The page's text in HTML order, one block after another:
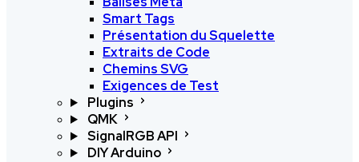
Smart Tags
Présentation du Squelette
Extraits de Code
Chemins SVG
Exigences de Test
Plugins
QMK
SignalRGB API
DIY Arduino